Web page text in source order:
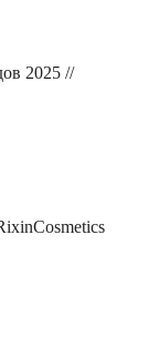
2025 //